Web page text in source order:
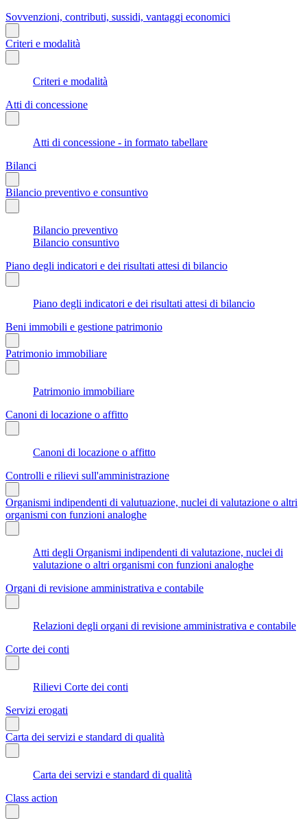
Sovvenzioni, contributi, sussidi, vantaggi economici
Criteri e modalità
Criteri e modalità
Atti di concessione
Atti di concessione - in formato tabellare
Bilanci
Bilancio preventivo e consuntivo
Bilancio preventivo
Bilancio consuntivo
Piano degli indicatori e dei risultati attesi di bilancio
Piano degli indicatori e dei risultati attesi di bilancio
Beni immobili e gestione patrimonio
Patrimonio immobiliare
Patrimonio immobiliare
Canoni di locazione o affitto
Canoni di locazione o affitto
Controlli e rilievi sull'amministrazione
Organismi indipendenti di valutuazione, nuclei di valutazione o altri
organismi con funzioni analoghe
Atti degli Organismi indipendenti di valutazione, nuclei di
valutazione o altri organismi con funzioni analoghe
Organi di revisione amministrativa e contabile
Relazioni degli organi di revisione amministrativa e contabile
Corte dei conti
Rilievi Corte dei conti
Servizi erogati
Carta dei servizi e standard di qualità
Carta dei servizi e standard di qualità
Class action